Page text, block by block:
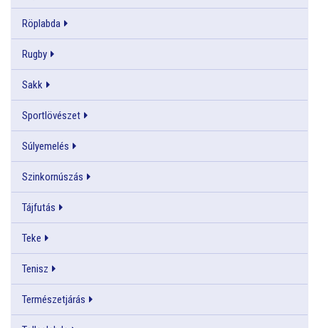
Röplabda
Rugby
Sakk
Sportlövészet
Súlyemelés
Szinkornúszás
Tájfutás
Teke
Tenisz
Természetjárás